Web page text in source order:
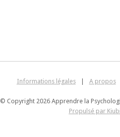
Informations légales A propos
© Copyright 2026 Apprendre la
Propulsé par Kiubi